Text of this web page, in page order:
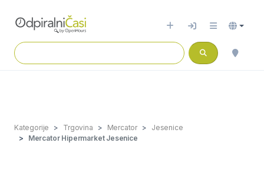
Kategorije Trgovina Mercator
Jesenice
Mercator Hipermarket Jesenice